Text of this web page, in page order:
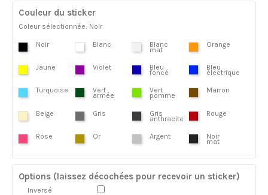
Couleur du sticker
Coleur sélectionnée: Noir
Noir Blanc Blanc
mat
Orange
Jaune Violet Bleu
foncé
Bleu
électrique
Turquoise Vert
armée
Vert
pomme
Marron
Beige Gris Gris
anthracite
Rouge
Rose Or Argent Noir
mat
Options (laissez décochées pour recevoir un sticker)
Inversé